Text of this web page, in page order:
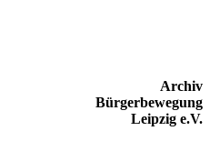
Archiv
Bürgerbewegung
Leipzig e.V.